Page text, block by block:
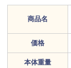
商品名
価格
本体重量